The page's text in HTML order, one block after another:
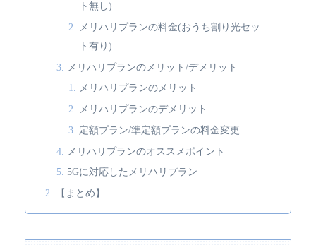
ト無し)
メリハリプランの料金(おうち割り光セッ
ト有り)
メリハリプランのメリット/デメリット
メリハリプランのメリット
メリハリプランのデメリット
定額プラン/準定額プランの料金変更
メリハリプランのオススメポイント
5Gに対応したメリハリプラン
【まとめ】